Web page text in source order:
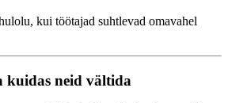
kui töötajad suhtlevad omavahel
kuidas neid vältida